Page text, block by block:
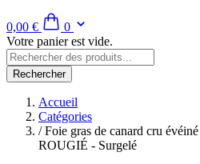
0,00 €
0
Votre panier est vide.
Rechercher
Accueil
Catégories
/Foie gras de canard cru
ROUGIÉ - Surgelé